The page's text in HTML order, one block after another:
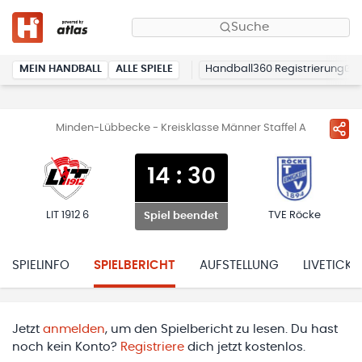
Suche
MEIN HANDBALL ALLE SPIELE Handball360 Registrierung
Minden-Lübbecke - Kreisklasse Männer Staffel A
LIT 1912 6
14 : 30
Spiel beendet TVE Röcke
SPIELINFO SPIELBERICHT AUFSTELLUNG
Jetzt anmelden, um den Spielbericht zu lesen. Du hast
noch kein Konto? Registriere dich jetzt kostenlos.